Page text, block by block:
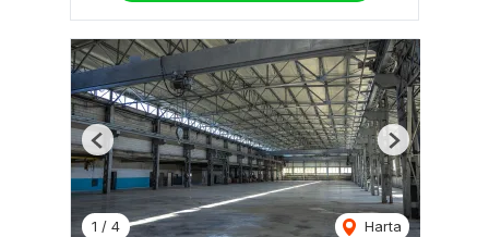
1 / 4 Harta
Previous Next